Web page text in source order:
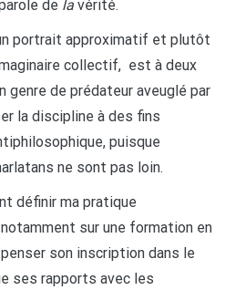
de la vérité.
portrait approximatif et plutôt
collectif, est à deux
genre de prédateur aveuglé par
la discipline à des fins
puisque
ne sont pas loin.
définir ma pratique
sur une formation en
son inscription dans le
ses rapports avec les